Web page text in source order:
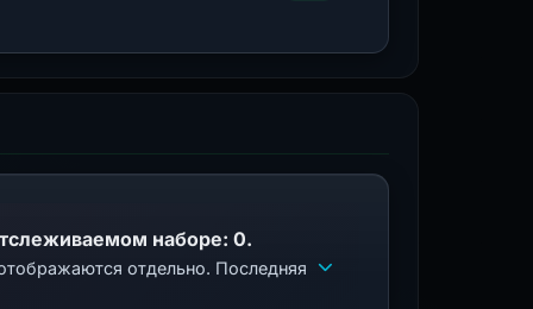
наборе: 0.
отдельно. Последняя